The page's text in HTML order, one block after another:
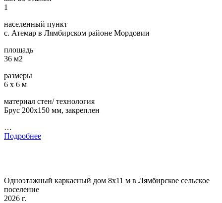
1
населенный пункт
с. Атемар в Лямбирском районе Мордовии
площадь
36 м2
размеры
6 х 6 м
материал стен/ технология
Брус 200х150 мм, закреплен
…
Подробнее
Одноэтажный каркасный дом 8х11 м в Лямбирское сельское
поселение
2026 г.